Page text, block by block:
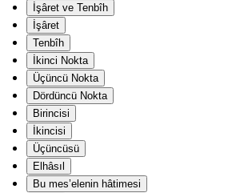
İşâret ve Tenbîh
İşâret
Tenbîh
İkinci Nokta
Üçüncü Nokta
Dördüncü Nokta
Birincisi
İkincisi
Üçüncüsü
Elhâsıl
Bu mes’elenin hâtimesi